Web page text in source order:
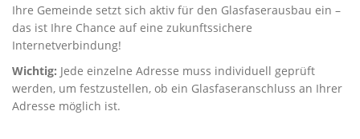
Ihre Gemeinde setzt sich aktiv für den Glasfaserausbau ein –
das ist Ihre Chance auf eine zukunftssichere
Internetverbindung!
Wichtig: Jede einzelne Adresse muss individuell geprüft
werden, um festzustellen, ob ein Glasfaseranschluss an Ihrer
Adresse möglich ist.